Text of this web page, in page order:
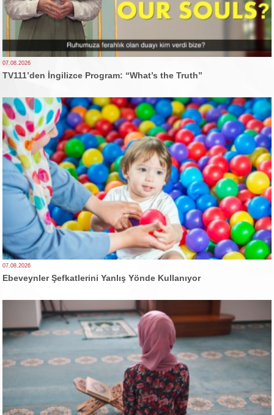
07.08.2026
TV111’den İngilizce Program: “What’s the Truth”
07.08.2026
Ebeveynler Şefkatlerini Yanlış Yönde Kullanıyor